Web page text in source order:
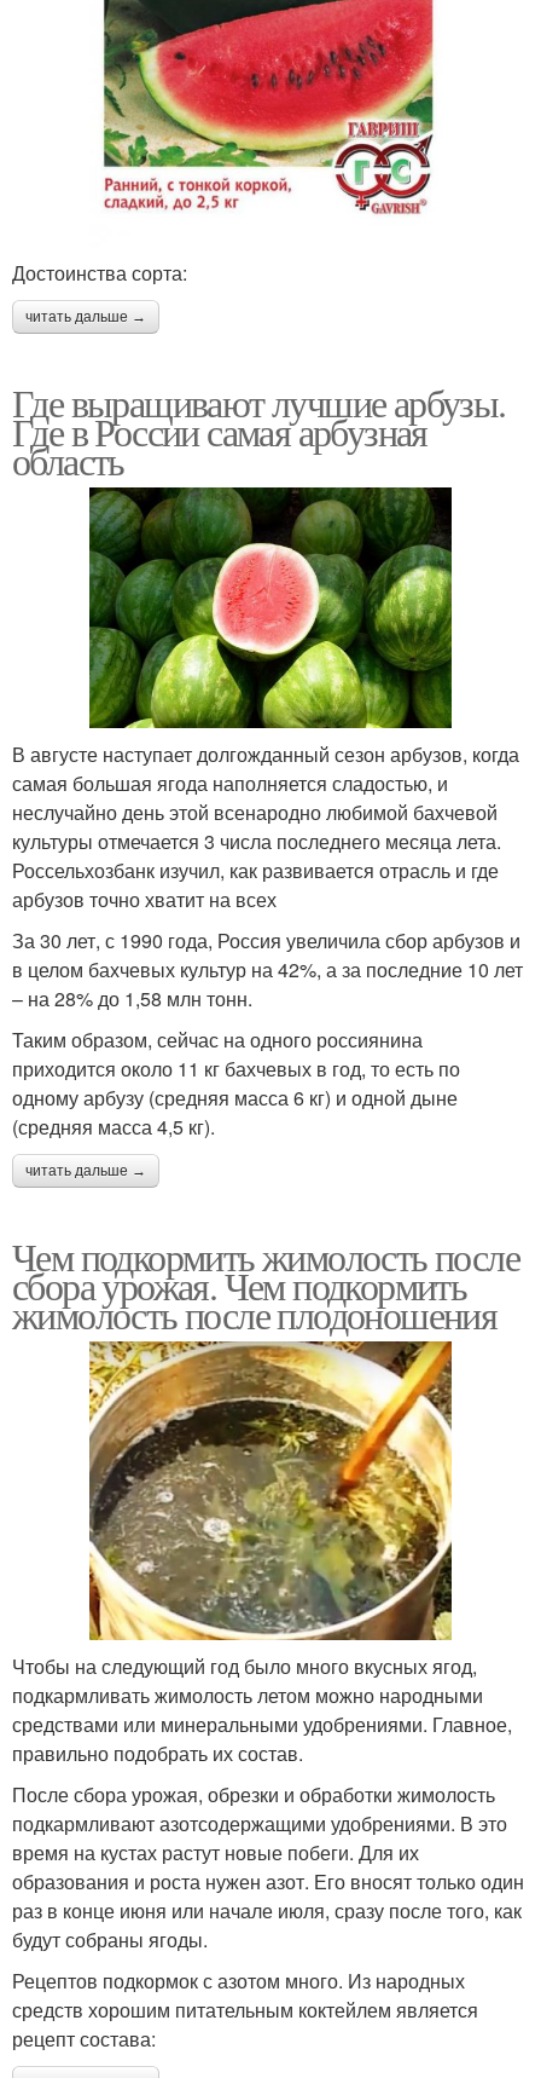
Достоинства сорта:
читать дальше →
Где выращивают лучшие арбузы.
Где в России самая арбузная
область
В августе наступает долгожданный сезон арбузов, когда
самая большая ягода наполняется сладостью, и
неслучайно день этой всенародно любимой бахчевой
культуры отмечается 3 числа последнего месяца лета.
Россельхозбанк изучил, как развивается отрасль и где
арбузов точно хватит на всех
За 30 лет, с 1990 года, Россия увеличила сбор арбузов и
в целом бахчевых культур на 42%, а за последние 10 лет
– на 28% до 1,58 млн тонн.
Таким образом, сейчас на одного россиянина
приходится около 11 кг бахчевых в год, то есть по
одному арбузу (средняя масса 6 кг) и одной дыне
(средняя масса 4,5 кг).
читать дальше →
Чем подкормить жимолость после
сбора урожая. Чем подкормить
жимолость после плодоношения
Чтобы на следующий год было много вкусных ягод,
подкармливать жимолость летом можно народными
средствами или минеральными удобрениями. Главное,
правильно подобрать их состав.
После сбора урожая, обрезки и обработки жимолость
подкармливают азотсодержащими удобрениями. В это
время на кустах растут новые побеги. Для их
образования и роста нужен азот. Его вносят только один
раз в конце июня или начале июля, сразу после того, как
будут собраны ягоды.
Рецептов подкормок с азотом много. Из народных
средств хорошим питательным коктейлем является
рецепт состава: